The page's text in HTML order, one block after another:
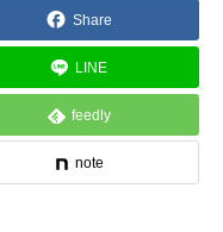
Share
LINE
feedly
note